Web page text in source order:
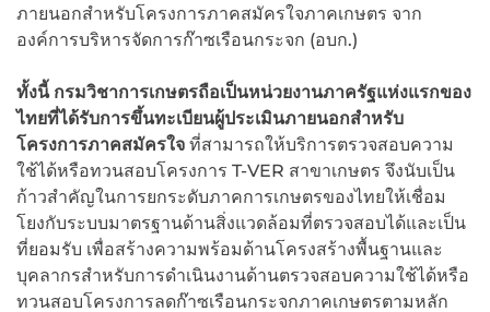
ภายนอกสำหรับโครงการภาคสมัครใจภาคเกษตร จาก
องค์การบริหารจัดการก๊าซเรือนกระจก (อบก.)
ทั้งนี้ กรมวิชาการเกษตรถือเป็นหน่วยงานภาครัฐแห่งแรกของ
ไทยที่ได้รับการขึ้นทะเบียนผู้ประเมินภายนอกสำหรับ
โครงการภาคสมัครใจ ที่สามารถให้บริการตรวจสอบความ
ใช้ได้หรือทวนสอบโครงการ T-VER สาขาเกษตร จึงนับเป็น
ก้าวสำคัญในการยกระดับภาคการเกษตรของไทยให้เชื่อม
โยงกับระบบมาตรฐานด้านสิ่งแวดล้อมที่ตรวจสอบได้และเป็น
ที่ยอมรับ เพื่อสร้างความพร้อมด้านโครงสร้างพื้นฐานและ
บุคลากรสำหรับการดำเนินงานด้านตรวจสอบความใช้ได้หรือ
ทวนสอบโครงการลดก๊าซเรือนกระจกภาคเกษตรตามหลัก